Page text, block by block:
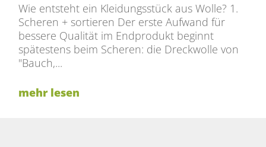
Wie entsteht ein Kleidungsstück aus Wolle? 1.
Scheren + sortieren Der erste Aufwand für
bessere Qualität im Endprodukt beginnt
spätestens beim Scheren: die Dreckwolle von
"Bauch,...
mehr lesen